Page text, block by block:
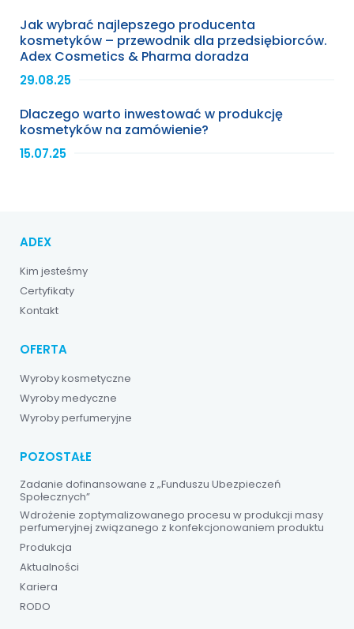
Jak wybrać najlepszego producenta
kosmetyków – przewodnik dla przedsiębiorców.
Adex Cosmetics & Pharma doradza
29.08.25
Dlaczego warto inwestować w produkcję
kosmetyków na zamówienie?
15.07.25
ADEX
Kim jesteśmy
Certyfikaty
Kontakt
OFERTA
Wyroby kosmetyczne
Wyroby medyczne
Wyroby perfumeryjne
POZOSTAŁE
Zadanie dofinansowane z „Funduszu Ubezpieczeń
Społecznych”
Wdrożenie zoptymalizowanego procesu w produkcji masy
perfumeryjnej związanego z konfekcjonowaniem produktu
Produkcja
Aktualności
Kariera
RODO